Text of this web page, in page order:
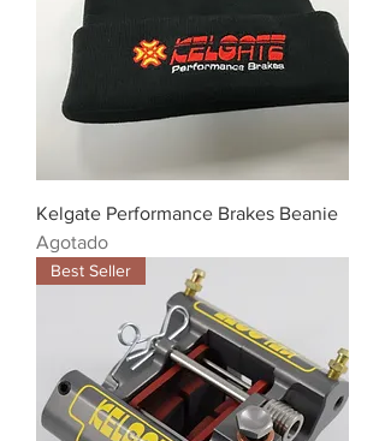
Kelgate Performance Brakes Beanie
Agotado
Best Seller